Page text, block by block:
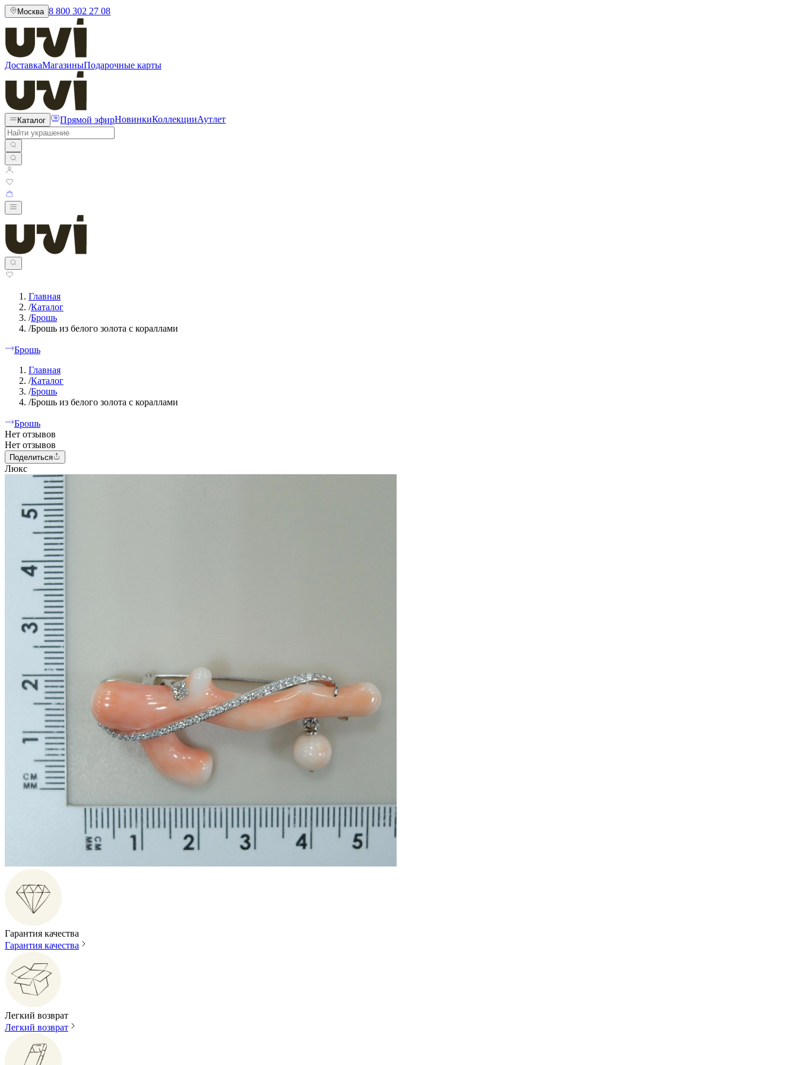
Москва 8 800 302 27 08
ДоставкаМагазиныПодарочные карты
Каталог Прямой эфирНовинкиКоллекцииАутлет
Главная
/Каталог
/Брошь
/Брошь из белого золота с кораллами
Брошь
Главная
/Каталог
/Брошь
/Брошь из белого золота с кораллами
Брошь
Нет отзывов
Нет отзывов
Поделиться
Люкс
Гарантия качества
Гарантия качества
Легкий возврат
Легкий возврат